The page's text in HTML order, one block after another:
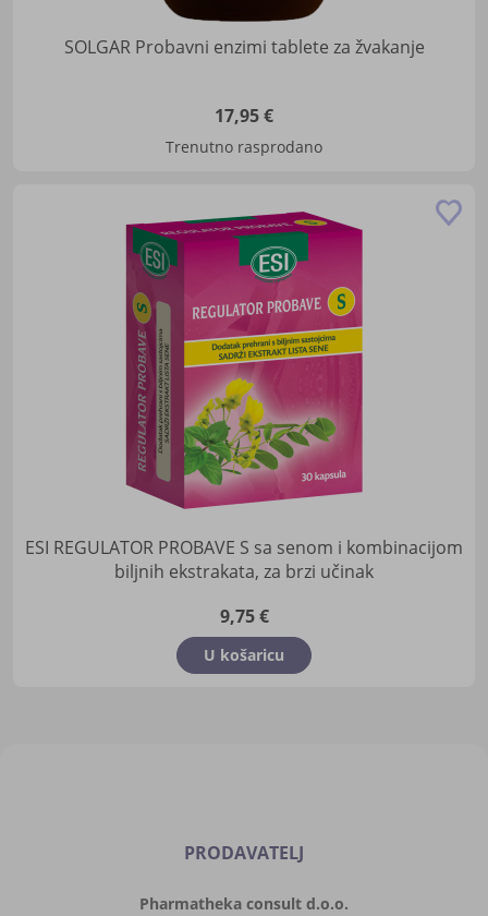
SOLGAR Probavni enzimi tablete za žvakanje
17,95 €
Trenutno rasprodano
ESI REGULATOR PROBAVE S sa senom i kombinacijom
biljnih ekstrakata, za brzi učinak
9,75 €
U košaricu
PRODAVATELJ
Pharmatheka consult d.o.o.